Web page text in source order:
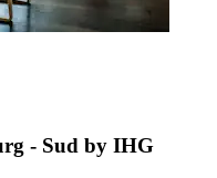
- Sud by IHG